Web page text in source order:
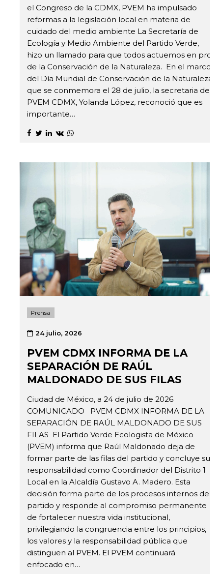
el Congreso de la CDMX, PVEM ha impulsado
reformas a la legislación local en materia de
cuidado del medio ambiente La Secretaría de
Ecología y Medio Ambiente del Partido Verde,
hizo un llamado para que todos actuemos en pro
de la Conservación de la Naturaleza. En el marco
del Día Mundial de Conservación de la Naturaleza
que se conmemora el 28 de julio, la secretaria del
PVEM CDMX, Yolanda López, reconoció que es
importante…
Prensa
24 julio, 2026
PVEM CDMX INFORMA DE LA
SEPARACIÓN DE RAÚL
MALDONADO DE SUS FILAS
Ciudad de México, a 24 de julio de 2026
COMUNICADO PVEM CDMX INFORMA DE LA
SEPARACIÓN DE RAÚL MALDONADO DE SUS
FILAS El Partido Verde Ecologista de México
(PVEM) informa que Raúl Maldonado deja de
formar parte de las filas del partido y concluye su
responsabilidad como Coordinador del Distrito 1
Local en la Alcaldía Gustavo A. Madero. Esta
decisión forma parte de los procesos internos del
partido y responde al compromiso permanente
de fortalecer nuestra vida institucional,
privilegiando la congruencia entre los principios,
los valores y la responsabilidad pública que
distinguen al PVEM. El PVEM continuará
enfocado en…